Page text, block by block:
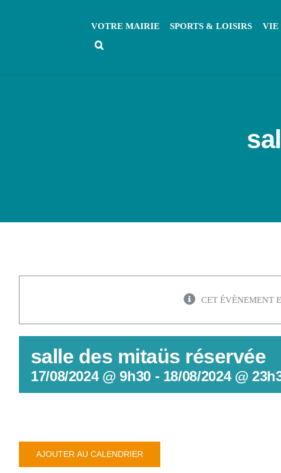
VOTRE MAIRIE SPORTS & LOISIRS VIE
CET ÉVÈNEMENT
salle des mitaüs réservée
17/08/2024 @ 9h30- 18/08/2024 @
AJOUTER AU CALENDRIER